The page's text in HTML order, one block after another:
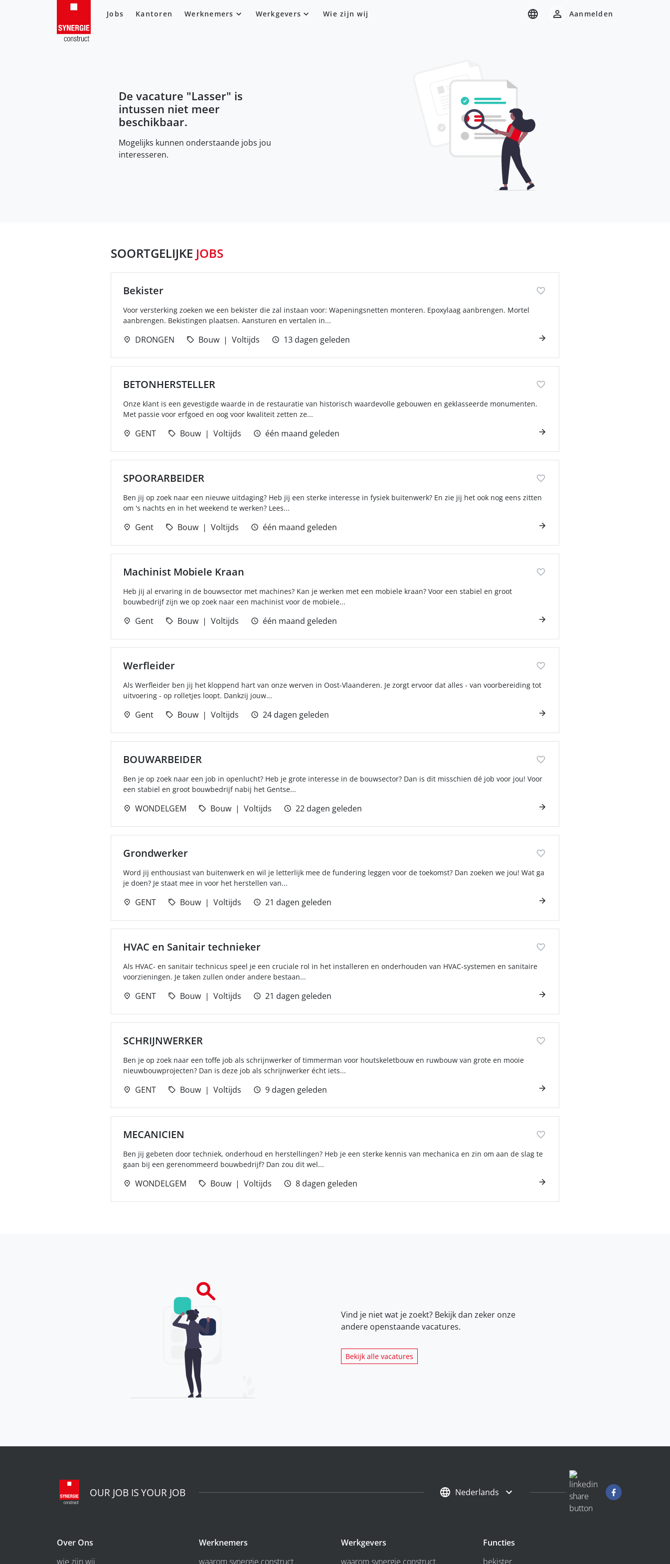
Jobs Kantoren Werknemers Werkgevers Wie zijn wij Aanmelden
De vacature "Lasser" is
intussen niet meer
beschikbaar.
Mogelijks kunnen onderstaande jobs jou
interesseren.
SOORTGELIJKE JOBS
Bekister
Voor versterking zoeken we een bekister die zal instaan voor: Wapeningsnetten monteren. Epoxylaag aanbrengen. Mortel
aanbrengen. Bekistingen plaatsen. Aansturen en vertalen in...
DRONGEN Bouw Voltijds 13 dagen geleden
BETONHERSTELLER
Onze klant is een gevestigde waarde in de restauratie van historisch waardevolle gebouwen en geklasseerde monumenten.
Met passie voor erfgoed en oog voor kwaliteit zetten ze...
GENT Bouw Voltijds één maand geleden
SPOORARBEIDER
Ben jij op zoek naar een nieuwe uitdaging? Heb jij een sterke interesse in fysiek buitenwerk? En zie jij het ook nog eens zitten
om 's nachts en in het weekend te werken? Lees...
Gent Bouw Voltijds één maand geleden
Machinist Mobiele Kraan
Heb jij al ervaring in de bouwsector met machines? Kan je werken met een mobiele kraan? Voor een stabiel en groot
bouwbedrijf zijn we op zoek naar een machinist voor de mobiele...
Gent Bouw Voltijds één maand geleden
Werfleider
Als Werfleider ben jij het kloppend hart van onze werven in Oost-Vlaanderen. Je zorgt ervoor dat alles - van voorbereiding tot
uitvoering - op rolletjes loopt. Dankzij jouw...
Gent Bouw Voltijds 24 dagen geleden
BOUWARBEIDER
Ben je op zoek naar een job in openlucht? Heb je grote interesse in de bouwsector? Dan is dit misschien dé job voor jou! Voor
een stabiel en groot bouwbedrijf nabij het Gentse...
WONDELGEM Bouw Voltijds 22 dagen geleden
Grondwerker
Word jij enthousiast van buitenwerk en wil je letterlijk mee de fundering leggen voor de toekomst? Dan zoeken we jou! Wat ga
je doen? Je staat mee in voor het herstellen van...
GENT Bouw Voltijds 21 dagen geleden
HVAC en Sanitair technieker
Als HVAC- en sanitair technicus speel je een cruciale rol in het installeren en onderhouden van HVAC-systemen en sanitaire
voorzieningen. Je taken zullen onder andere bestaan...
GENT Bouw Voltijds 21 dagen geleden
SCHRIJNWERKER
Ben je op zoek naar een toffe job als schrijnwerker of timmerman voor houtskeletbouw en ruwbouw van grote en mooie
nieuwbouwprojecten? Dan is deze job als schrijnwerker écht iets...
GENT Bouw Voltijds 9 dagen geleden
MECANICIEN
Ben jij gebeten door techniek, onderhoud en herstellingen? Heb je een sterke kennis van mechanica en zin om aan de slag te
gaan bij een gerenommeerd bouwbedrijf? Dan zou dit wel...
WONDELGEM Bouw Voltijds 8 dagen geleden
Vind je niet wat je zoekt? Bekijk dan zeker onze
andere openstaande vacatures.
Bekijk alle vacatures
OUR JOB IS YOUR JOB Nederlands
Over Ons
wie zijn wij
Werknemers
waarom synergie construct
Werkgevers
waarom synergie construct
Functies
bekister